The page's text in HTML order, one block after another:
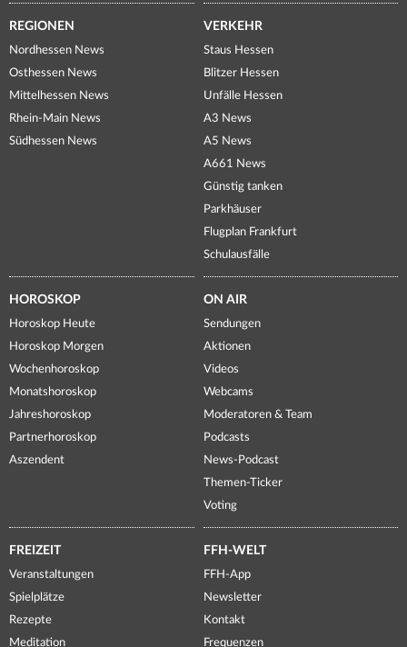
REGIONEN
Nordhessen News
Osthessen News
Mittelhessen News
Rhein-Main News
Südhessen News
VERKEHR
Staus Hessen
Blitzer Hessen
Unfälle Hessen
A3 News
A5 News
A661 News
Günstig tanken
Parkhäuser
Flugplan Frankfurt
Schulausfälle
HOROSKOP
Horoskop Heute
Horoskop Morgen
Wochenhoroskop
Monatshoroskop
Jahreshoroskop
Partnerhoroskop
Aszendent
ON AIR
Sendungen
Aktionen
Videos
Webcams
Moderatoren & Team
Podcasts
News-Podcast
Themen-Ticker
Voting
FREIZEIT
Veranstaltungen
Spielplätze
Rezepte
Meditation
FFH-WELT
FFH-App
Newsletter
Kontakt
Frequenzen